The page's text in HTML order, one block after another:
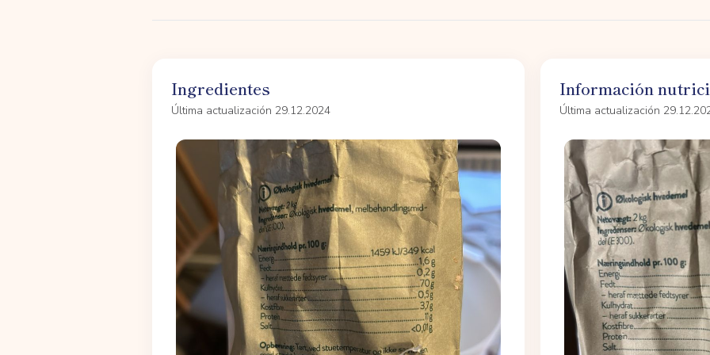
Ingredientes
Última actualización 29.12.2024
Información
Última actualización